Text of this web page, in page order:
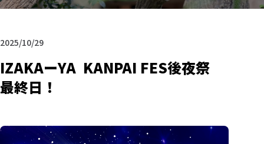
2025/10/29
IZAKAーYA KANPAI FES後夜祭
最終日！